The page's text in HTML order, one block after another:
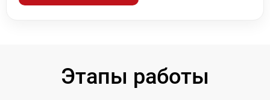
Этапы работы